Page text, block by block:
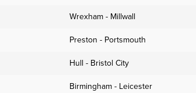
Wrexham - Millwall
Preston - Portsmouth
Hull - Bristol City
Birmingham - Leicester